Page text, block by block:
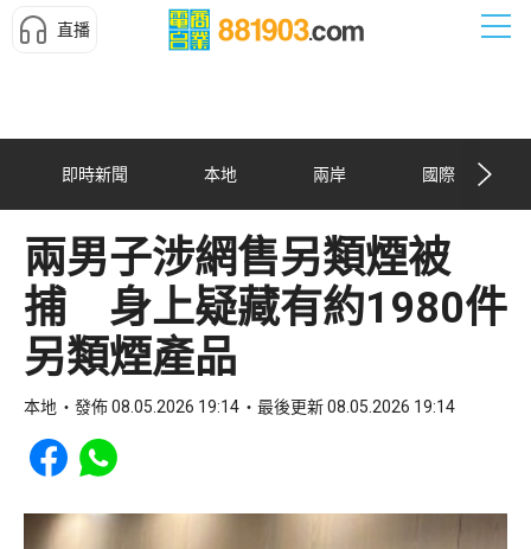
直播
即時新聞 本地 兩岸 國際
兩男子涉網售另類煙被
捕 身上疑藏有約1980件
另類煙產品
本地 發佈 08.05.2026 19:14 最後更新 08.05.2026 19:14
Share to Facebook
Share to WhatsApp